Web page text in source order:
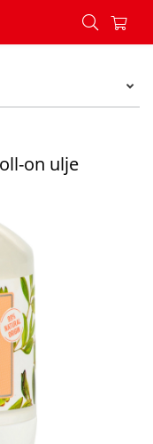
roll-on ulje
on ulje